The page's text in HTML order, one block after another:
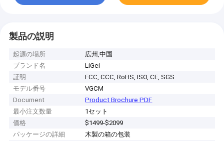
製品の説明
起源の場所
広州,中国
ブランド名
LiGei
証明
FCC, CCC, RoHS, ISO, CE, SGS
モデル番号
VGCM
Document
Product Brochure PDF
最小注文数量
1セット
価格
$1499-$2099
パッケージの詳細
木製の箱の包装